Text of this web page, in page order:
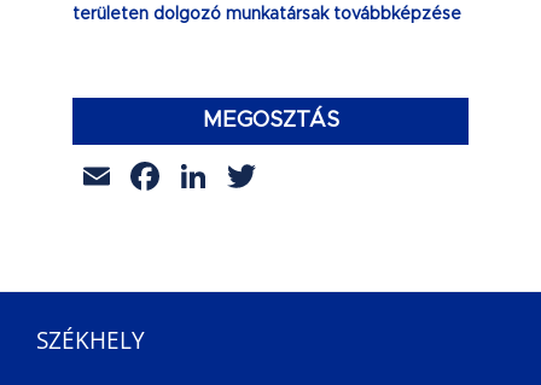
területen dolgozó munkatársak továbbképzése
MEGOSZTÁS
EmailFacebook
LinkedIn
SZÉKHELY